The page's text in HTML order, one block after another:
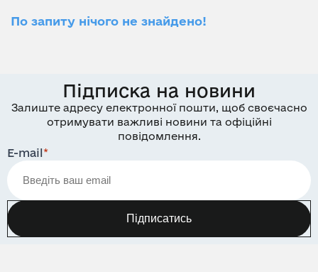
По запиту нічого не знайдено!
Підписка на новини
Залиште адресу електронної пошти, щоб своєчасно
отримувати важливі новини та офіційні
повідомлення.
E-mail*
Підписатись